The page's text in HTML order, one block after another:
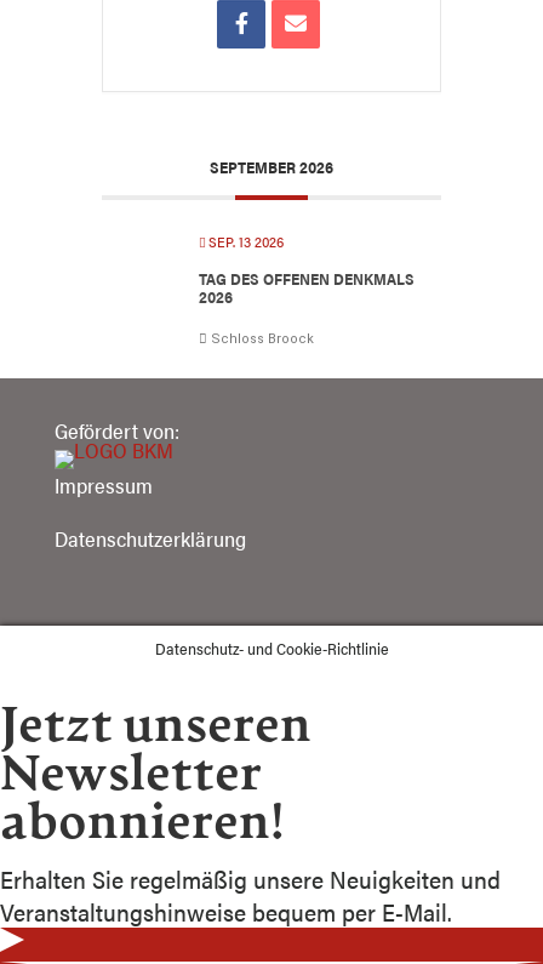
SEPTEMBER 2026
SEP. 13 2026
TAG DES OFFENEN DENKMALS
2026
Schloss Broock
Gefördert von:
Impressum
Datenschutzerklärung
Datenschutz- und Cookie-Richtlinie
Jetzt unseren
Newsletter
abonnieren!
Erhalten Sie regelmäßig unsere Neuigkeiten und
Veranstaltungshinweise bequem per E-Mail.